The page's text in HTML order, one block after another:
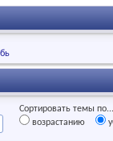
Сортировать темы по...
возрастанию